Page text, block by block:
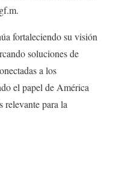
fortaleciendo su visión
soluciones de
a los
el papel de América
relevante para la